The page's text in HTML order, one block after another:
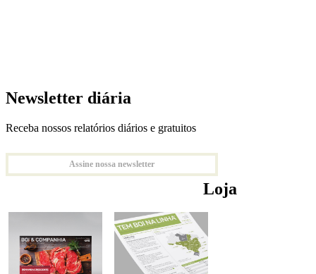
Newsletter diária
Receba nossos relatórios diários e gratuitos
Assine nossa newsletter
Loja